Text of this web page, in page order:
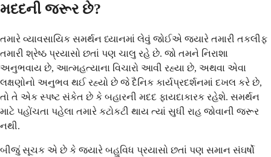
મદદની જરૂર છે?
તમારે વ્યાવસાયિક સમર્થન ધ્યાનમાં લેવું જોઈએ જ્યારે તમારી તકલીફ
તમારી શ્રેષ્ઠ પ્રયાસો છતાં પણ ચાલુ રહે છે. જો તમને નિરાશા
અનુભવાય છે, આત્મહત્યાના વિચારો આવી રહ્યા છે, અથવા એવા
લક્ષણોનો અનુભવ થઈ રહ્યો છે જે દૈનિક કાર્યપ્રદર્શનમાં દખલ કરે છે,
તો તે એક સ્પષ્ટ સંકેત છે કે બહારની મદદ ફાયદાકારક રહેશે. સમર્થન
માટે પહોંચતા પહેલા તમારે કટોકટી થાય ત્યાં સુધી રાહ જોવાની જરૂર
નથી.
બીજું સૂચક એ છે કે જ્યારે બહુવિધ પ્રયાસો છતાં પણ સમાન સંઘર્ષો